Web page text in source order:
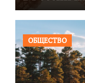
ОБЩЕСТВО